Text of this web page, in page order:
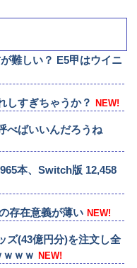
難しい？ E5甲はウイニ
しすぎちゃうか？ NEW!
べばいいんだろうね
本、Switch版 12,458
存在意義が薄い NEW!
ズ(43億円分)を注文し全
ｗｗ
NEW!